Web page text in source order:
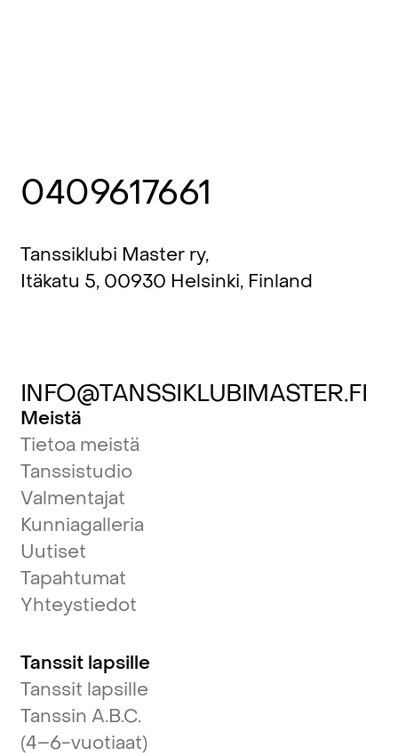
0409617661
Tanssiklubi Master ry,
Itäkatu 5, 00930 Helsinki, Finland
INFO@TANSSIKLUBIMASTER.FI
Meistä
Tietoa meistä
Tanssistudio
Valmentajat
Kunniagalleria
Uutiset
Tapahtumat
Yhteystiedot
Tanssit lapsille
Tanssit lapsille
Tanssin A.B.C.
(4–6-vuotiaat)